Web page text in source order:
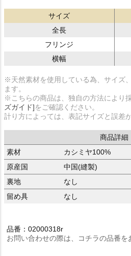
サイズ
全長
フリンジ
横幅
※天然素材を使用している為、サイズ
ます。
※こちらの商品は、独自の方法により
ズガイド]をご確認ください。
計り方によっては、表記サイズと誤差
商品詳細
素材
カシミヤ100%
原産国
中国(縫製)
裏地
なし
留め具
なし
品番：02000318r
お問い合わせの際は、コチラの品番を